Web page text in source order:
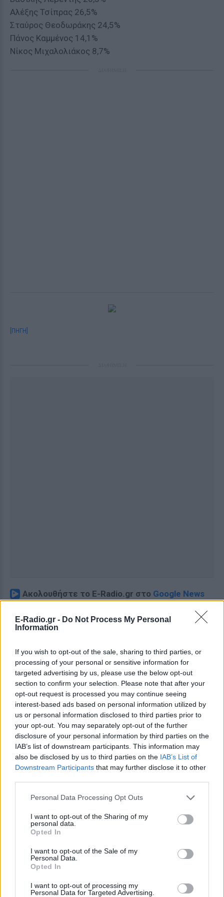
E-Radio.gr - Do Not Process My Personal
Information
If you wish to opt-out of the sale, sharing to third parties, or
processing of your personal or sensitive information for
targeted advertising by us, please use the below opt-out
section to confirm your selection. Please note that after your
opt-out request is processed you may continue seeing
interest-based ads based on personal information utilized by
us or personal information disclosed to third parties prior to
your opt-out. You may separately opt-out of the further
disclosure of your personal information by third parties on the
IAB’s list of downstream participants. This information may
also be disclosed by us to third parties on the IAB’s List of
Downstream Participants that may further disclose it to other
Personal Data Processing Opt Outs
I want to opt-out of the Sharing of my
personal data.
Opted In
I want to opt-out of the Sale of my
Personal Data.
Opted In
I want to opt-out of processing my
Personal Data for Targeted Advertising.
Αλέξης Τσίπρας 26,5%
Σταύρος Θεοδωράκης 24,5%
Πάνος Καμμένος 14,1%
Νίκος Μιχαλολιάκος 8,7%
[ΠΗΓΗ]
Ακολουθήστε το E-Radio.gr στο Google News
Για ακόμη περισσότερα
Ακολουθήστε το E-Radio.gr και στο Instagram
ΔΙΑΦΗΜΙΣΗ